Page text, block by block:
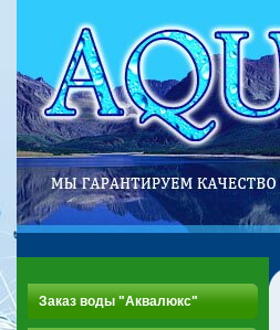
Заказ воды "Аквалюкс"